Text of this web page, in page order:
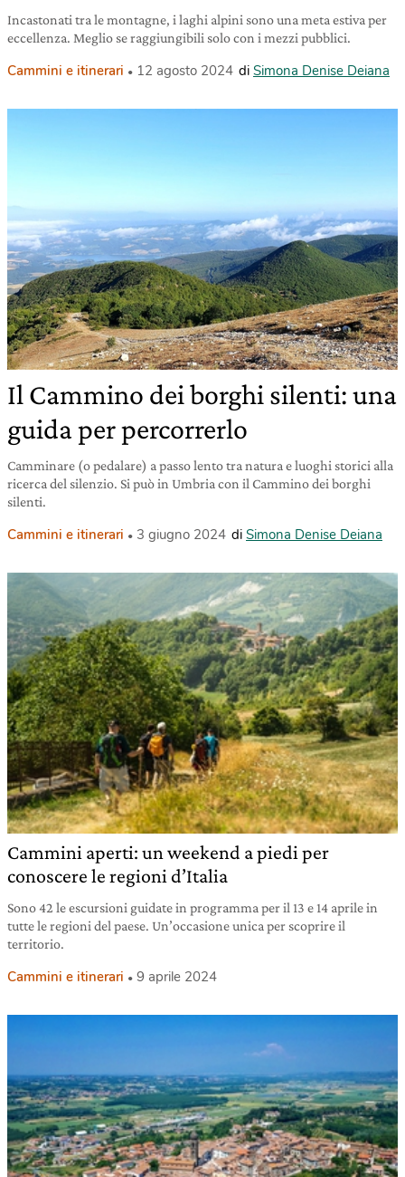
Incastonati tra le montagne, i laghi alpini sono una meta estiva per
eccellenza. Meglio se raggiungibili solo con i mezzi pubblici.
Cammini e itinerari 12 agosto 2024 di Simona Denise Deiana
Il Cammino dei borghi silenti: una
guida per percorrerlo
Camminare (o pedalare) a passo lento tra natura e luoghi storici alla
ricerca del silenzio. Si può in Umbria con il Cammino dei borghi
silenti.
Cammini e itinerari 3 giugno 2024 di Simona Denise Deiana
Cammini aperti: un weekend a piedi per
conoscere le regioni d’Italia
Sono 42 le escursioni guidate in programma per il 13 e 14 aprile in
tutte le regioni del paese. Un’occasione unica per scoprire il
territorio.
Cammini e itinerari 9 aprile 2024